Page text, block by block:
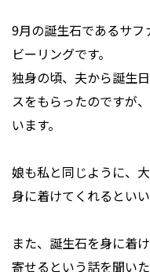
9月の誕生石であるサ
ビーリングです。
独身の頃、夫から誕生
スをもらったのですが
います。
娘も私と同じように、
身に着けてくれるとい
また、誕生石を身に着
寄せるという話を聞い